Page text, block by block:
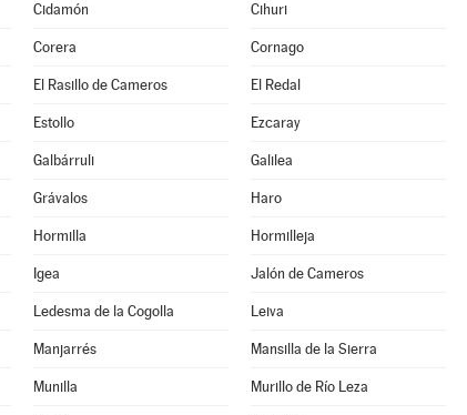
Cidamón Cihuri
Corera Cornago
El Rasillo de Cameros El Redal
Estollo Ezcaray
Galbárruli Galilea
Grávalos Haro
Hormilla Hormilleja
Igea Jalón de Cameros
Ledesma de la Cogolla Leiva
Manjarrés Mansilla de la Sierra
Munilla Murillo de Río Leza